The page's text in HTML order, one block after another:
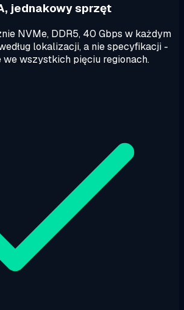
jednakowy sprzęt
NVMe, DDR5, 40 Gbps w każdym
lokalizacji, a nie specyfikacji -
we wszystkich pięciu regionach.